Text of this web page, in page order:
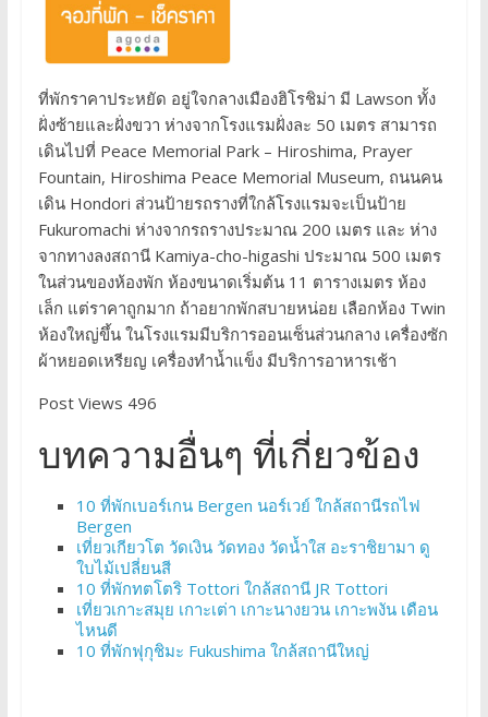
ที่พักราคาประหยัด อยู่ใจกลางเมืองฮิโรชิม่า มี Lawson ทั้ง
ฝั่งซ้ายและฝั่งขวา ห่างจากโรงแรมฝั่งละ 50 เมตร สามารถ
เดินไปที่ Peace Memorial Park – Hiroshima, Prayer
Fountain, Hiroshima Peace Memorial Museum, ถนนคน
เดิน Hondori ส่วนป้ายรถรางที่ใกล้โรงแรมจะเป็นป้าย
Fukuromachi ห่างจากรถรางประมาณ 200 เมตร และ ห่าง
จากทางลงสถานี Kamiya-cho-higashi ประมาณ 500 เมตร
ในส่วนของห้องพัก ห้องขนาดเริ่มต้น 11 ตารางเมตร ห้อง
เล็ก แต่ราคาถูกมาก ถ้าอยากพักสบายหน่อย เลือกห้อง Twin
ห้องใหญ่ขึ้น ในโรงแรมมีบริการออนเซ็นส่วนกลาง เครื่องซัก
ผ้าหยอดเหรียญ เครื่องทำน้ำแข็ง มีบริการอาหารเช้า
Post Views 496
บทความอื่นๆ ที่เกี่ยวข้อง
10 ที่พักเบอร์เกน Bergen นอร์เวย์ ใกล้สถานีรถไฟ
Bergen
เที่ยวเกียวโต วัดเงิน วัดทอง วัดน้ำใส อะราชิยามา ดู
ใบไม้เปลี่ยนสี
10 ที่พักทตโตริ Tottori ใกล้สถานี JR Tottori
เที่ยวเกาะสมุย เกาะเต่า เกาะนางยวน เกาะพงัน เดือน
ไหนดี
10 ที่พักฟุกุชิมะ Fukushima ใกล้สถานีใหญ่